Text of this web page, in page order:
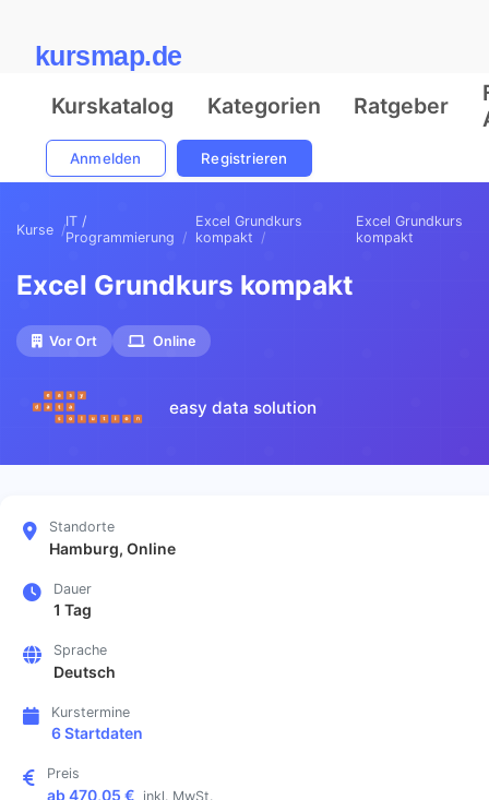
kursmap.de
Kurskatalog Kategorien Ratgeber
Anmelden Registrieren
Kurse
IT /
Programmierung
Excel Grundkurs
kompakt
Excel Grundkurs
kompakt
Excel Grundkurs kompakt
Vor Ort Online
easy data solution
Standorte
Hamburg, Online
Dauer
1 Tag
Sprache
Deutsch
Kurstermine
6 Startdaten
Preis
ab 470,05 € inkl. MwSt.